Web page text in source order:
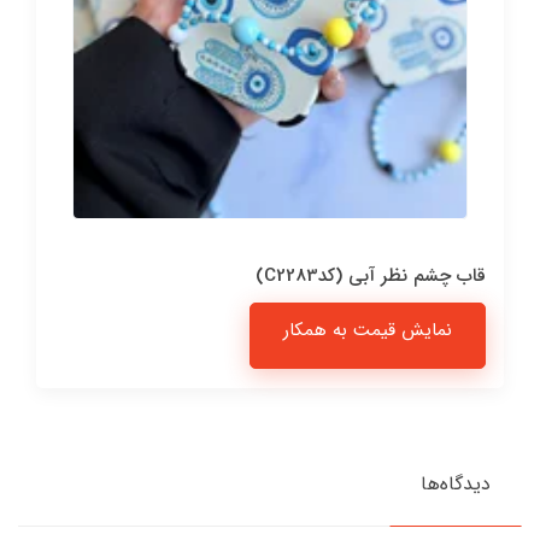
قاب چشم نظر آبی (کدC2283)
نمایش قیمت به همکار
دیدگاه‌ها